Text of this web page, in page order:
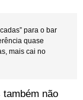
para o bar
quase
mais cai no
não